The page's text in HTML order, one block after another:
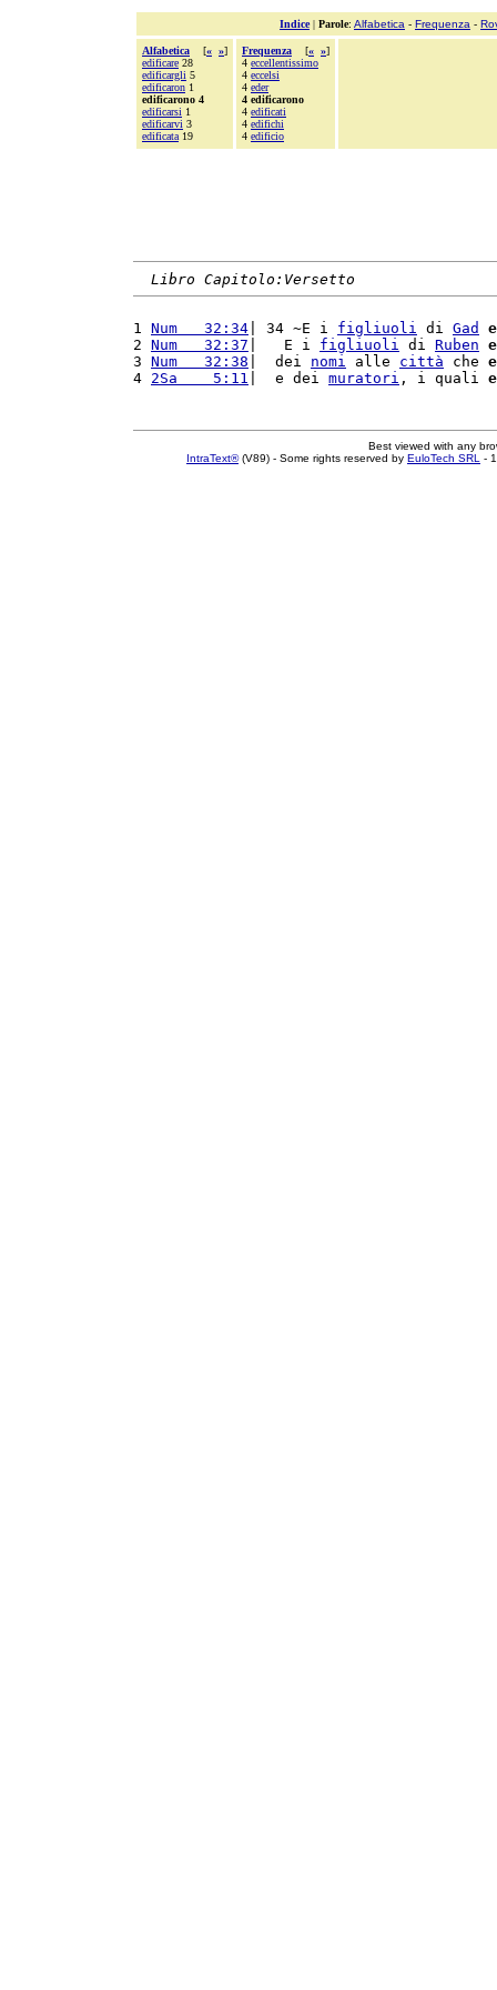
Indice| Parole: Alfabetica - Frequenza -
Alfabetica [« »]
edificare 28
edificargli 5
edificaron 1
edificarono 4
edificarsi 1
edificarvi 3
edificata 19
Frequenza [« »]
4 eccellentissimo
4 eccelsi
4 eder
4 edificarono
4 edificati
4 edifichi
4 edificio
Libro Capitolo:Versetto
1 Num   32:34 | 34 ~E i figliuoli di Gad
2 Num   32:37 |   E i figliuoli di Ruben
3 Num   32:38 |  dei nomi alle città che
4 2Sa    5:11 |  e dei muratori , i quali
Best viewed with any
IntraText®(V89) - Some rights reserved by EuloTech SRL -